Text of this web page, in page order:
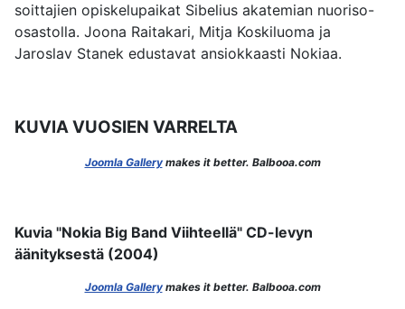
soittajien opiskelupaikat Sibelius akatemian nuoriso-
osastolla. Joona Raitakari, Mitja Koskiluoma ja
Jaroslav Stanek edustavat ansiokkaasti Nokiaa.
KUVIA VUOSIEN VARRELTA
Joomla Gallerymakes it better. Balbooa.com
Kuvia "Nokia Big Band Viihteellä" CD-levyn
äänityksestä (2004)
Joomla Gallerymakes it better. Balbooa.com